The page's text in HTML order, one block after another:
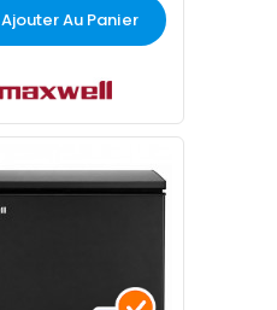
Ajouter Au Panier